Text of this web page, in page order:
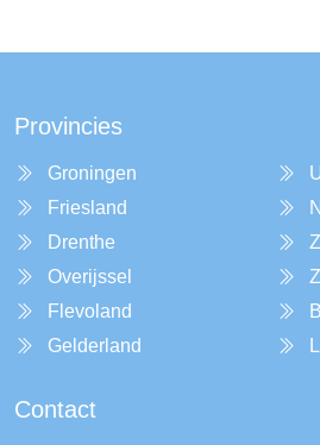
Provincies
Groningen
Friesland
Drenthe
Overijssel
Flevoland
Gelderland
Contact